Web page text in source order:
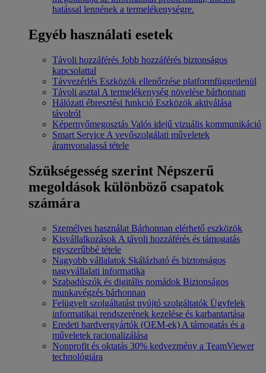
hatással lennének a termelékenységre.
Egyéb használati esetek
Távoli hozzáférés Jobb hozzáférés biztonságos
kapcsolattal
Távvezérlés Eszközök ellenőrzése platformfüggetlenül
Távoli asztal A termelékenység növelése bárhonnan
Hálózati ébresztési funkció Eszközök aktiválása
távolról
Képernyőmegosztás Valós idejű vizuális kommunikáció
Smart Service A vevőszolgálati műveletek
áramvonalassá tétele
Szükségesség szerint Népszerű
megoldások különböző csapatok
számára
Személyes használat Bárhonnan elérhető eszközök
Kisvállalkozások A távoli hozzáférés és támogatás
egyszerűbbé tétele
Nagyobb vállalatok Skálázható és biztonságos
nagyvállalati informatika
Szabadúszók és digitális nomádok Biztonságos
munkavégzés bárhonnan
Felügyelt szolgáltatást nyújtó szolgáltatók Ügyfelek
informatikai rendszerének kezelése és karbantartása
Eredeti hardvergyártók (OEM-ek) A támogatás és a
műveletek racionalizálása
Nonprofit és oktatás 30% kedvezmény a TeamViewer
technológiára